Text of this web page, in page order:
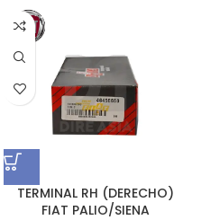
TERMINAL RH (DERECHO)
FIAT PALIO/SIENA